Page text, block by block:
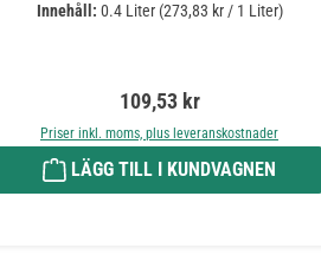
Innehåll: 0.4 Liter (273,83 kr / 1 Liter)
Ordinarie pris:
109,53 kr
Priser inkl. moms, plus leveranskostnader
LÄGG TILL I KUNDVAGNEN